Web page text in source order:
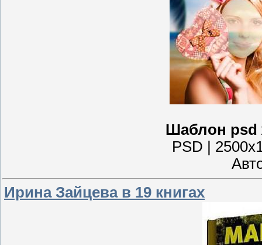
Шаблон psd
PSD |
Ирина Зайцева в 19 книгах